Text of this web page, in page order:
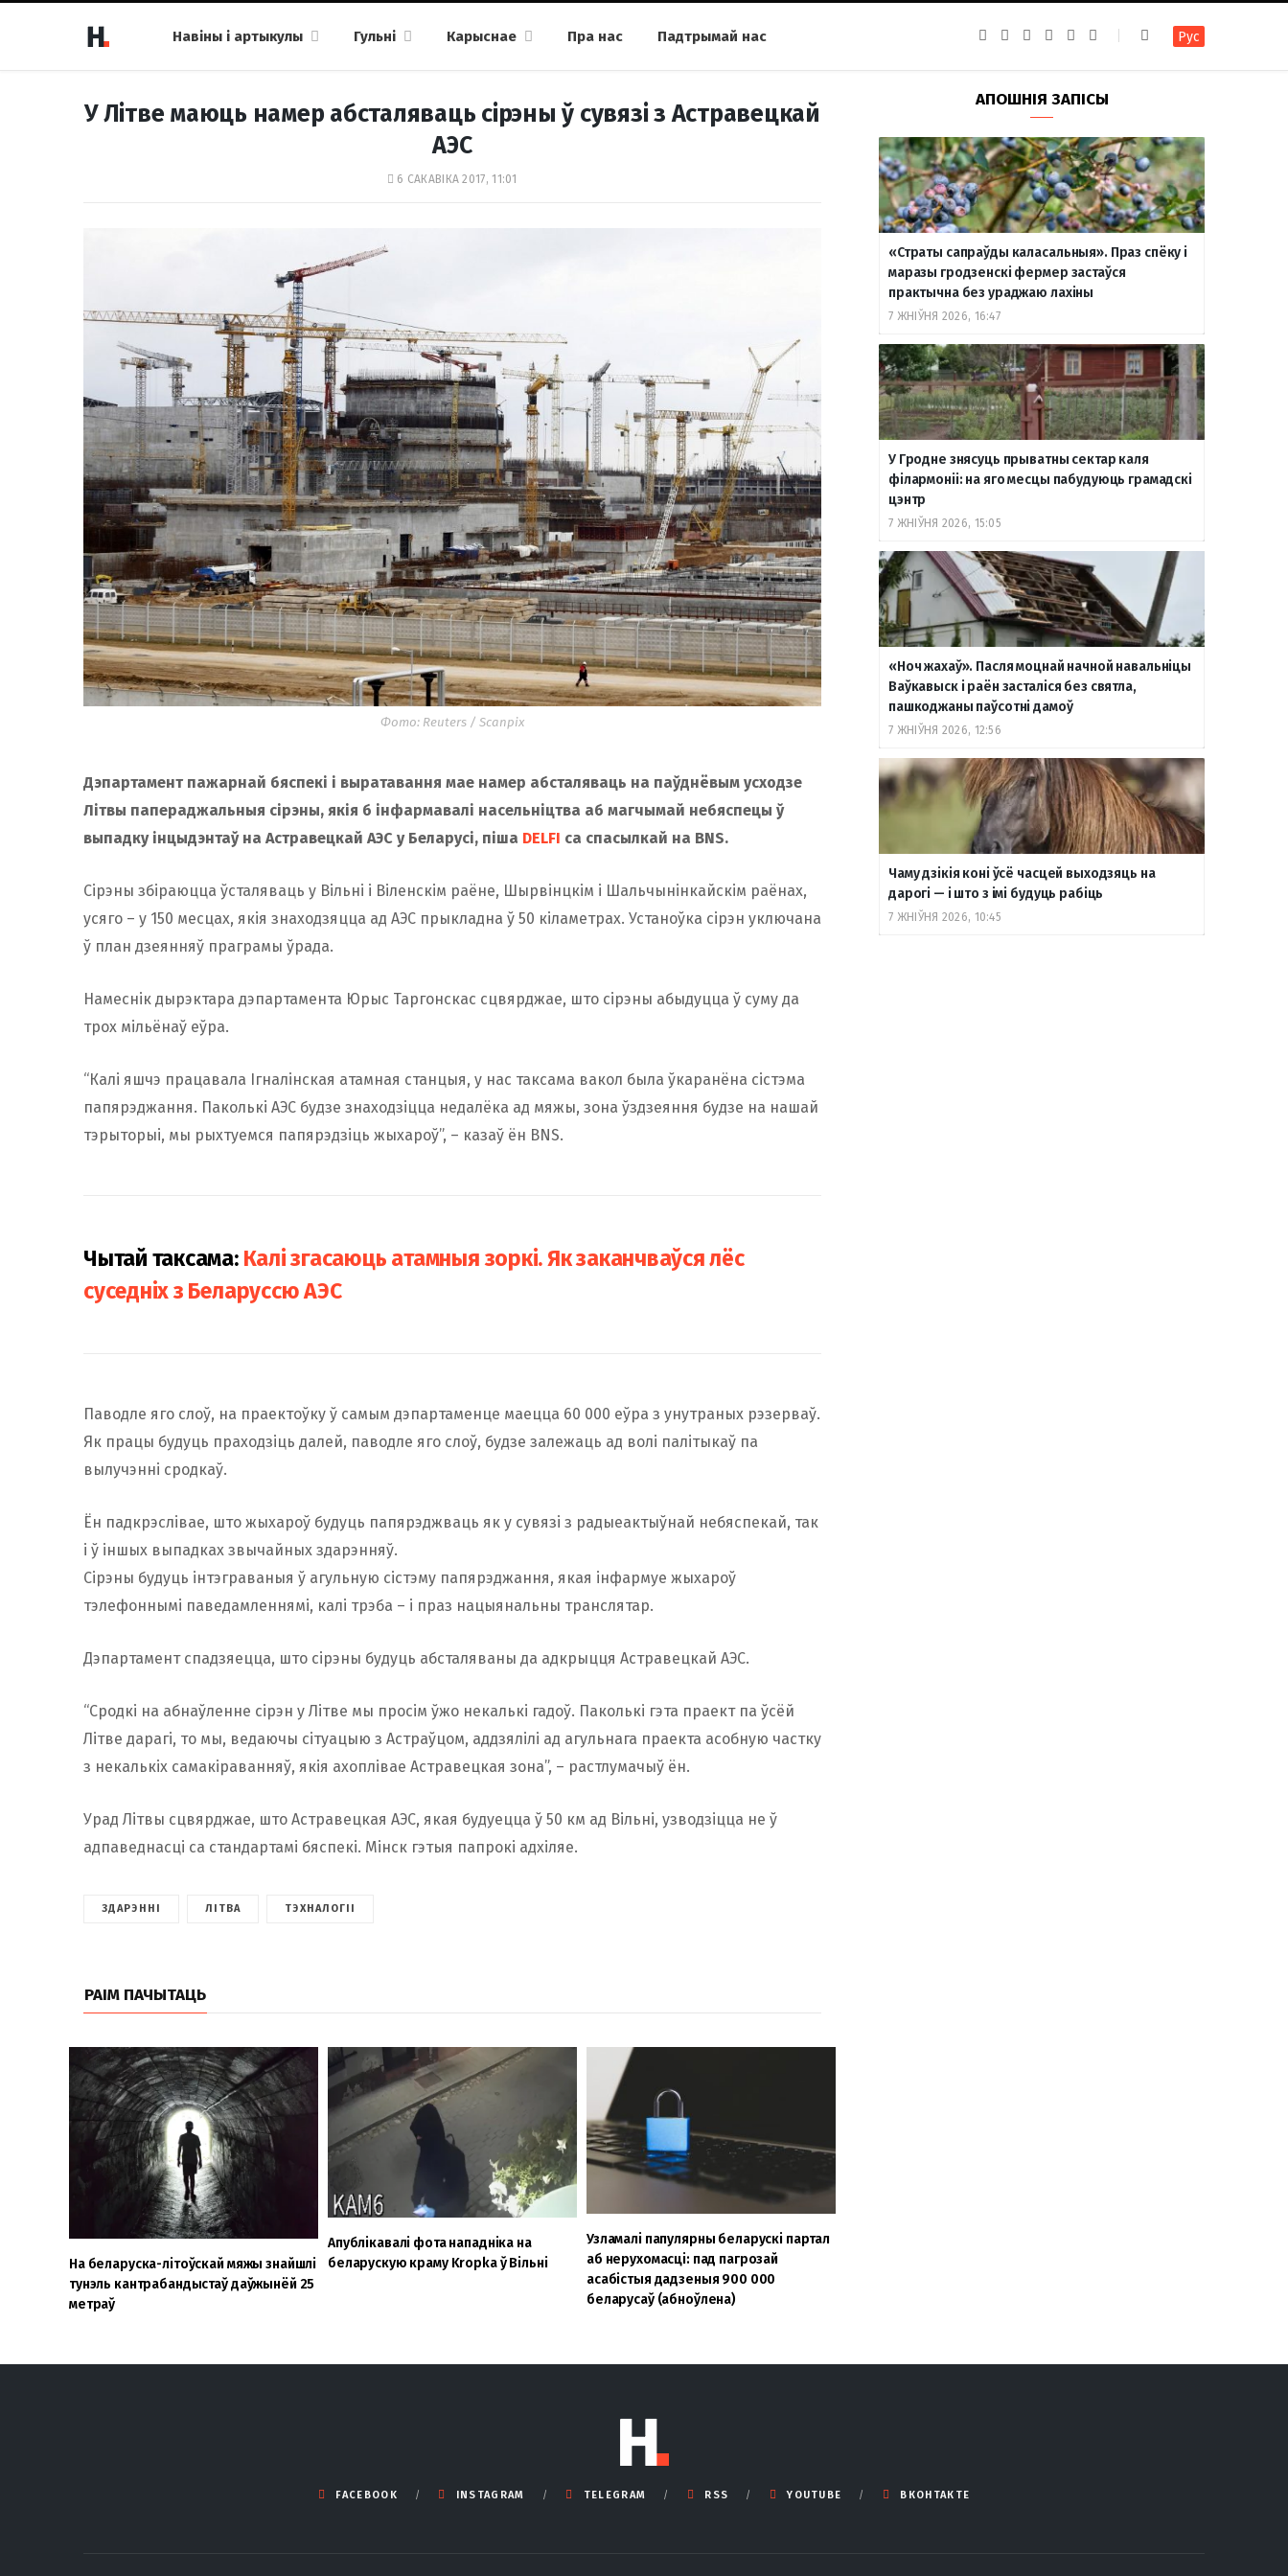
Навіны і артыкулы Гульні Карыснае Пра нас Падтрымай нас
b
o
k
a
g
a
m
g
r
a
m
u
b
т
а
т
е
Рус
У Літве маюць намер абсталяваць сірэны ў сувязі з Астравецкай
АЭС
6 САКАВІКА 2017, 11:01
Фото: Reuters / Scanpix
Дэпартамент пажарнай бяспекі і выратавання мае намер абсталяваць на паўднёвым усходзе
Літвы папераджальныя сірэны, якія б інфармавалі насельніцтва аб магчымай небяспецы ў
выпадку інцыдэнтаў на Астравецкай АЭС у Беларусі, піша DELFI са спасылкай на BNS.
Сірэны збіраюцца ўсталяваць у Вільні і Віленскім раёне, Шырвінцкім і Шальчынінкайскім раёнах,
усяго – у 150 месцах, якія знаходзяцца ад АЭС прыкладна ў 50 кіламетрах. Устаноўка сірэн уключана
ў план дзеянняў праграмы ўрада.
Намеснік дырэктара дэпартамента Юрыс Таргонскас сцвярджае, што сірэны абыдуцца ў суму да
трох мільёнаў еўра.
“Калі яшчэ працавала Ігналінская атамная станцыя, у нас таксама вакол была ўкаранёна сістэма
папярэджання. Паколькі АЭС будзе знаходзіцца недалёка ад мяжы, зона ўздзеяння будзе на нашай
тэрыторыі, мы рыхтуемся папярэдзіць жыхароў”, – казаў ён BNS.
Чытай таксама: Калі згасаюць атамныя зоркі. Як заканчваўся лёс
суседніх з Беларуссю АЭС
Паводле яго слоў, на праектоўку ў самым дэпартаменце маецца 60 000 еўра з унутраных рэзерваў.
Як працы будуць праходзіць далей, паводле яго слоў, будзе залежаць ад волі палітыкаў па
вылучэнні сродкаў.
Ён падкрэслівае, што жыхароў будуць папярэджваць як у сувязі з радыеактыўнай небяспекай, так
і ў іншых выпадках звычайных здарэнняў.
Сірэны будуць інтэграваныя ў агульную сістэму папярэджання, якая інфармуе жыхароў
тэлефоннымі паведамленнямі, калі трэба – і праз нацыянальны транслятар.
Дэпартамент спадзяецца, што сірэны будуць абсталяваны да адкрыцця Астравецкай АЭС.
“Сродкі на абнаўленне сірэн у Літве мы просім ўжо некалькі гадоў. Паколькі гэта праект па ўсёй
Літве дарагі, то мы, ведаючы сітуацыю з Астраўцом, аддзялілі ад агульнага праекта асобную частку
з некалькіх самакіраванняў, якія ахоплівае Астравецкая зона”, – растлумачыў ён.
Урад Літвы сцвярджае, што Астравецкая АЭС, якая будуецца ў 50 км ад Вільні, узводзіцца не ў
адпаведнасці са стандартамі бяспекі. Мінск гэтыя папрокі адхіляе.
ЗДАРЭННІ ЛІТВА ТЭХНАЛОГІІ
РАІМ ПАЧЫТАЦЬ
На беларуска-літоўскай мяжы знайшлі
тунэль кантрабандыстаў даўжынёй 25
метраў
Апублікавалі фота нападніка на
беларускую краму Kropka ў Вільні
Узламалі папулярны беларускі партал
аб нерухомасці: пад пагрозай
асабістыя дадзеныя 900 000
беларусаў (абноўлена)
АПОШНІЯ ЗАПІСЫ
«Страты сапраўды каласальныя». Праз спёку і
маразы гродзенскі фермер застаўся
практычна без ураджаю лахіны
7 ЖНІЎНЯ 2026, 16:47
У Гродне знясуць прыватны сектар каля
філармоніі: на яго месцы пабудуюць грамадскі
цэнтр
7 ЖНІЎНЯ 2026, 15:05
«Ноч жахаў». Пасля моцнай начной навальніцы
Ваўкавыск і раён засталіся без святла,
пашкоджаны паўсотні дамоў
7 ЖНІЎНЯ 2026, 12:56
Чаму дзікія коні ўсё часцей выходзяць на
дарогі — і што з імі будуць рабіць
7 ЖНІЎНЯ 2026, 10:45
FACEBOOK INSTAGRAM TELEGRAM RSS YOUTUBE ВКОНТАКТЕ